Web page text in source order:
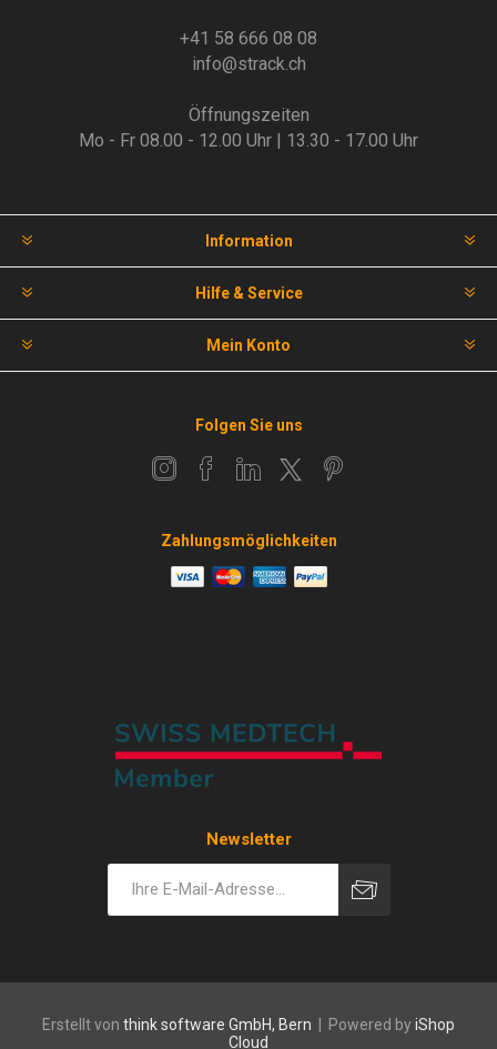
+41 58 666 08 08
info@strack.ch
Öffnungszeiten
Mo - Fr 08.00 - 12.00 Uhr | 13.30 - 17.00 Uhr
Information
Hilfe & Service
Mein Konto
Folgen Sie uns
Zahlungsmöglichkeiten
Newsletter
Erstellt von think software GmbH, Bern | Powered byiShop
Cloud